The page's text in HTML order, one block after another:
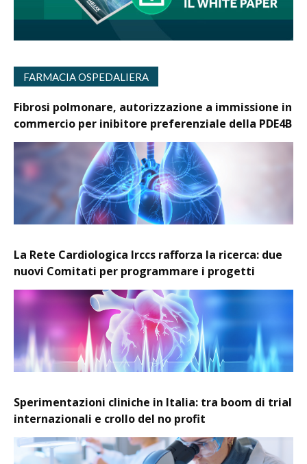
FARMACIA OSPEDALIERA
Fibrosi polmonare, autorizzazione a immissione in
commercio per inibitore preferenziale della PDE4B
La Rete Cardiologica Irccs rafforza la ricerca: due
nuovi Comitati per programmare i progetti
Sperimentazioni cliniche in Italia: tra boom di trial
internazionali e crollo del no profit